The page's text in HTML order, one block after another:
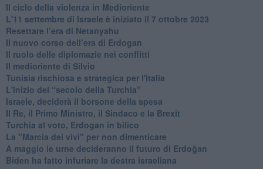
Il ciclo della violenza in Medioriente
L'11 settembre di Israele è iniziato il 7 ottobre 2023
Resettare l’era di Netanyahu
​Il nuovo corso dell’era di Erdogan
Il ruolo delle diplomazie nei conflitti
Il medioriente di Silvio
Tunisia rischiosa e strategica per l'Italia
L'inizio del “secolo della Turchia”
Israele, deciderà il borsone della spesa
Il Re, il Primo Ministro, il Sindaco e la Brexit
Turchia al voto, Erdogan in bilico
La "Marcia dei vivi" per non dimenticare
A maggio le urne decideranno il futuro di Erdoğan
Biden ha fatto infuriare la destra israeliana